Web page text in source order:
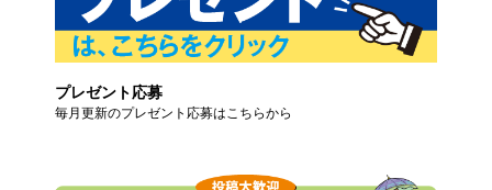
プレゼント応募
毎月更新のプレゼント応募はこちらから